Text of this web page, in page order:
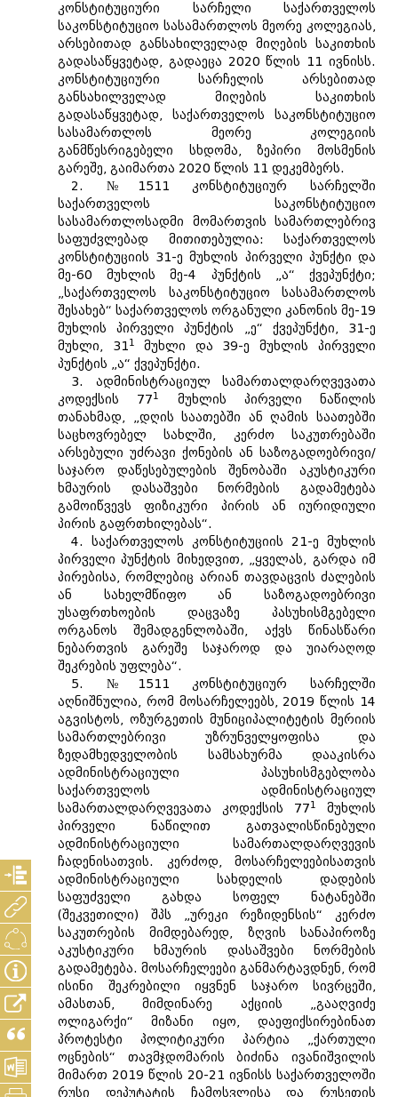
კონსტიტუციური სარჩელი საქართველოს
საკონსტიტუციო სასამართლოს მეორე კოლეგიას,
არსებითად განსახილველად მიღების საკითხის
გადასაწყვეტად, გადაეცა 2020 წლის 11 ივნისს.
კონსტიტუციური სარჩელის არსებითად
განსახილველად მიღების საკითხის
გადასაწყვეტად, საქართველოს საკონსტიტუციო
სასამართლოს მეორე კოლეგიის
განმწესრიგებელი სხდომა, ზეპირი მოსმენის
გარეშე, გაიმართა 2020 წლის 11 დეკემბერს.
2. №1511 კონსტიტუციურ სარჩელში
საქართველოს საკონსტიტუციო
სასამართლოსადმი მომართვის სამართლებრივ
საფუძვლებად მითითებულია: საქართველოს
კონსტიტუციის 31-ე მუხლის პირველი პუნქტი და
მე-60 მუხლის მე-4 პუნქტის „ა“ ქვეპუნქტი;
„საქართველოს საკონსტიტუციო სასამართლოს
შესახებ“ საქართველოს ორგანული კანონის მე-19
მუხლის პირველი პუნქტის „ე“ ქვეპუნქტი, 31-ე
მუხლი, 311 მუხლი და 39-ე მუხლის პირველი
პუნქტის „ა“ ქვეპუნქტი.
3. ადმინისტრაციულ სამართალდარღვევათა
კოდექსის 771
მუხლის პირველი ნაწილის
თანახმად, „დღის საათებში ან ღამის საათებში
საცხოვრებელ სახლში, კერძო საკუთრებაში
არსებული უძრავი ქონების ან საზოგადოებრივი/
საჯარო დაწესებულების შენობაში აკუსტიკური
ხმაურის დასაშვები ნორმების გადამეტება
გამოიწვევს ფიზიკური პირის ან იურიდიული
პირის გაფრთხილებას“.
4. საქართველოს კონსტიტუციის 21-ე მუხლის
პირველი პუნქტის მიხედვით, „ყველას, გარდა იმ
პირებისა, რომლებიც არიან თავდაცვის ძალების
ან სახელმწიფო ან საზოგადოებრივი
უსაფრთხოების დაცვაზე პასუხისმგებელი
ორგანოს შემადგენლობაში, აქვს წინასწარი
ნებართვის გარეშე საჯაროდ და უიარაღოდ
შეკრების უფლება“.
5. №1511 კონსტიტუციურ სარჩელში
აღნიშნულია, რომ მოსარჩელეებს, 2019 წლის 14
აგვისტოს, ოზურგეთის მუნიციპალიტეტის მერიის
სამართლებრივი უზრუნველყოფისა და
ზედამხედველობის სამსახურმა დააკისრა
ადმინისტრაციული პასუხისმგებლობა
საქართველოს ადმინისტრაციულ
სამართალდარღვევათა კოდექსის 771
მუხლის
პირველი ნაწილით გათვალისწინებული
ადმინისტრაციული სამართალდარღვევის
ჩადენისათვის. კერძოდ, მოსარჩელეებისათვის
ადმინისტრაციული სახდელის დადების
საფუძველი გახდა სოფელ ნატანებში
(შეკვეთილი) შპს „ურეკი რეზიდენსის“ კერძო
საკუთრების მიმდებარედ, ზღვის სანაპიროზე
აკუსტიკური ხმაურის დასაშვები ნორმების
გადამეტება. მოსარჩელეები განმარტავდნენ, რომ
ისინი შეკრებილი იყვნენ საჯარო სივრცეში,
ამასთან, მიმდინარე აქციის „გააღვიძე
ოლიგარქი“ მიზანი იყო, დაეფიქსირებინათ
პროტესტი პოლიტიკური პარტია „ქართული
ოცნების“ თავმჯდომარის ბიძინა ივანიშვილის
მიმართ 2019 წლის 20-21 ივნისს საქართველოში
რუსი დეპუტატის ჩამოსვლისა და რუსეთის